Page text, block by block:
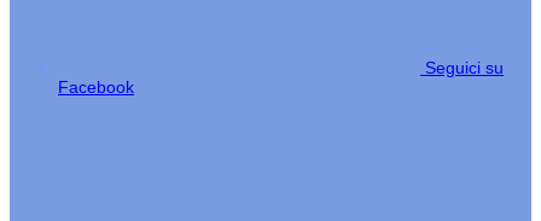
Seguici su
Facebook